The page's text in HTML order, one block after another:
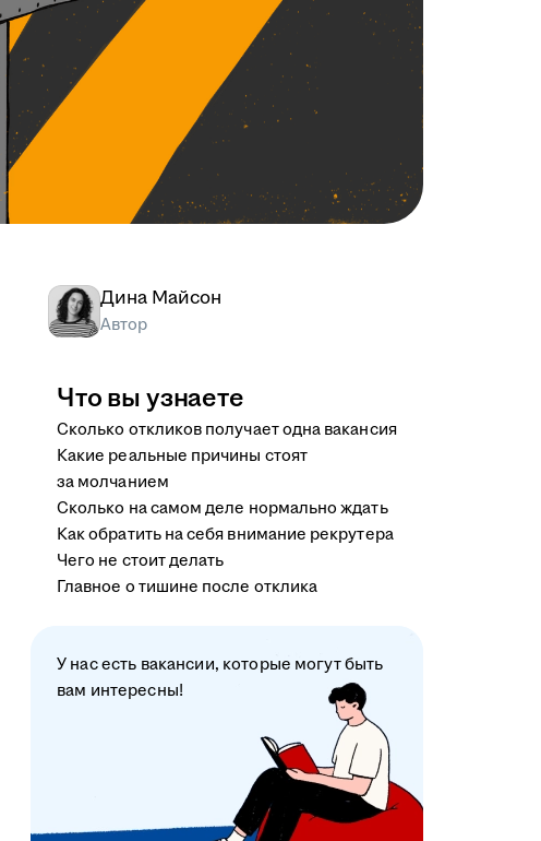
Дина Майсон
Автор
Что вы узнаете
Сколько откликов получает одна вакансия
Какие реальные причины стоят
за молчанием
Сколько на самом деле нормально ждать
Как обратить на себя внимание рекрутера
Чего не стоит делать
Главное о тишине после отклика
У нас есть вакансии, которые могут быть
вам интересны!